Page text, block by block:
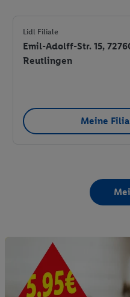
Lidl Filiale
Emil-Adolff-Str. 15,
Reutlingen
Meine